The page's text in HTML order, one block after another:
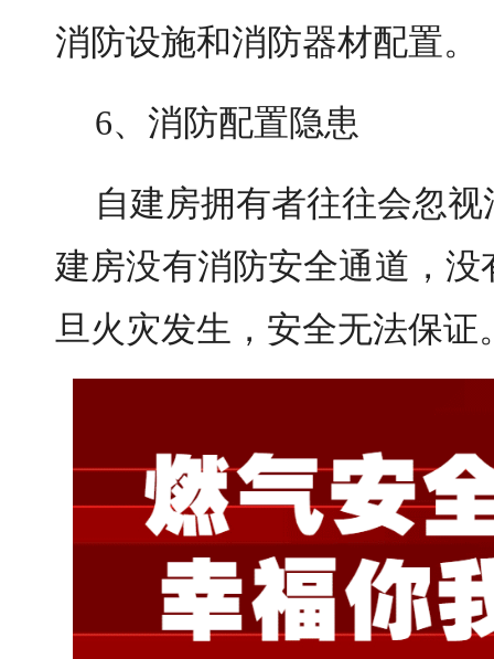
消防设施和消防器材配置。
6、消防配置隐患
自建房拥有者往往会忽
建房没有消防安全通道，
旦火灾发生，安全无法保证